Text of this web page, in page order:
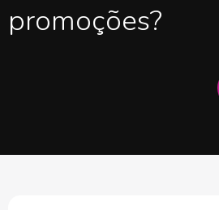
promoções?